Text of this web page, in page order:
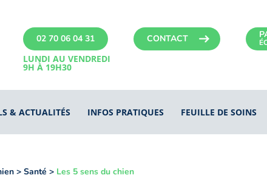
CONTACT
02 70 06 04 31
LUNDI AU VENDREDI
9H À 19H30
& ACTUALITÉS INFOS PRATIQUES FEUILLE DE SOINS
> Santé > Les 5 sens du chien